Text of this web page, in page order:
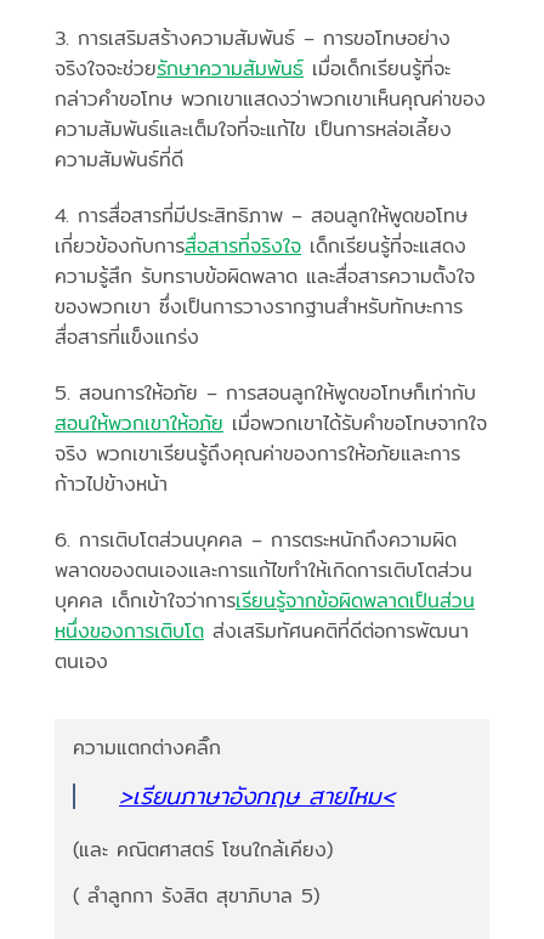
3. การเสริมสร้างความสัมพันธ์ – การขอโทษอย่าง
จริงใจจะช่วยรักษาความสัมพันธ์ เมื่อเด็กเรียนรู้ที่จะ
กล่าวคำขอโทษ พวกเขาแสดงว่าพวกเขาเห็นคุณค่าของ
ความสัมพันธ์และเต็มใจที่จะแก้ไข เป็นการหล่อเลี้ยง
ความสัมพันธ์ที่ดี
4. การสื่อสารที่มีประสิทธิภาพ – สอนลูกให้พูดขอโทษ
เกี่ยวข้องกับการสื่อสารที่จริงใจ เด็กเรียนรู้ที่จะแสดง
ความรู้สึก รับทราบข้อผิดพลาด และสื่อสารความตั้งใจ
ของพวกเขา ซึ่งเป็นการวางรากฐานสำหรับทักษะการ
สื่อสารที่แข็งแกร่ง
5. สอนการให้อภัย – การสอนลูกให้พูดขอโทษก็เท่ากับ
สอนให้พวกเขาให้อภัย เมื่อพวกเขาได้รับคำขอโทษจากใจ
จริง พวกเขาเรียนรู้ถึงคุณค่าของการให้อภัยและการ
ก้าวไปข้างหน้า
6. การเติบโตส่วนบุคคล – การตระหนักถึงความผิด
พลาดของตนเองและการแก้ไขทำให้เกิดการเติบโตส่วน
บุคคล เด็กเข้าใจว่าการเรียนรู้จากข้อผิดพลาดเป็นส่วน
หนึ่งของการเติบโต ส่งเสริมทัศนคติที่ดีต่อการพัฒนา
ตนเอง
ความแตกต่างคลิ๊ก
>เรียนภาษาอังกฤษ สายไหม<
(และ คณิตศาสตร์ โซนใกล้เคียง)
( ลำลูกกา รังสิต สุขาภิบาล 5)